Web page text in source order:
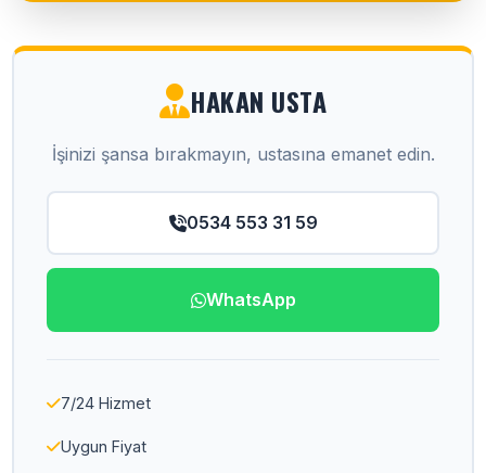
HAKAN USTA
İşinizi şansa bırakmayın, ustasına emanet edin.
0534 553 31 59
WhatsApp
7/24 Hizmet
Uygun Fiyat